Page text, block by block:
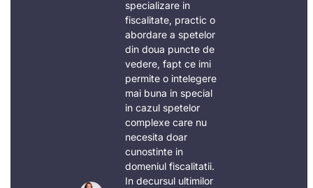
specializare in
fiscalitate, practic o
abordare a spetelor
din doua puncte de
vedere, fapt ce imi
permite o intelegere
mai buna in special
in cazul spetelor
complexe care nu
necesita doar
cunostinte in
domeniul fiscalitatii.
In decursul ultimilor